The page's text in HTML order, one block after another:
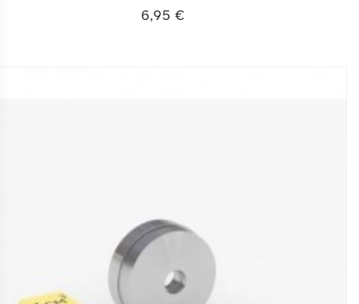
6,95 €